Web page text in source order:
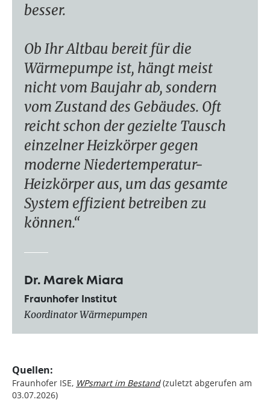
besser.
Ob Ihr Altbau bereit für die
Wärmepumpe ist, hängt meist
nicht vom Baujahr ab, sondern
vom Zustand des Gebäudes. Oft
reicht schon der gezielte Tausch
einzelner Heizkörper gegen
moderne Niedertemperatur-
Heizkörper aus, um das gesamte
System effizient betreiben zu
können.
Dr. Marek Miara
Fraunhofer Institut
Koordinator Wärmepumpen
Quellen:
Fraunhofer ISE, WPsmart im Bestand(zuletzt abgerufen am
03.07.2026)